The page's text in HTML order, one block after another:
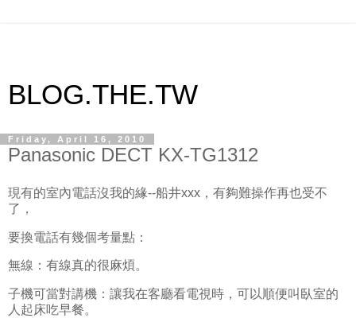
BLOG.THE.TW
Friday, April 16, 2010
Panasonic DECT KX-TG1312
現有的室內電話沒我的緣--船井xxx，有夠難操作再也受不
了，
要換電話有幾個考量點：
無線：有線真的很麻煩。
子機可當對講機：讓我在客廳看電視時，可以順便叫臥室的
人起床吃早餐。